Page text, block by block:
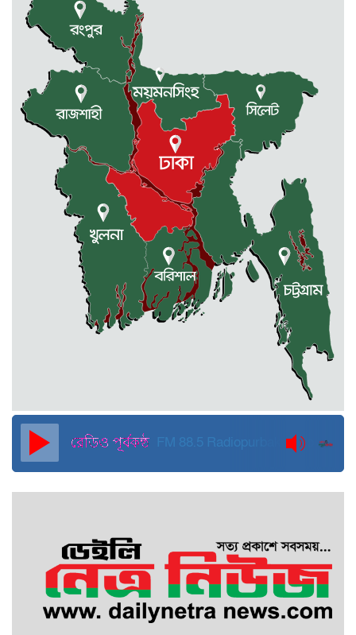
রাজধানীর তিন ক্যাম্পাসে ছাত্রদল-
ছাত্রশিবির দফায় দফায় সংঘর্ষ
সরকারের ফ্যামিলি কার্ড কার্যক্রম
বাস্তবায়নে ব্যয় ২০০০ কোটি টাকা
মোহনগঞ্জে কর্মস্থলেই অসুস্থ- রক্তবমির পর
প্রাণ গেল স্বাস্থ্য কর্মকর্তার
কুড়িগ্রামে বন্যাদুর্গতদের জন্য বরাদ্দকৃত
৩০ মেট্রিক টন চাল,একমুঠোও জোটেনি
ক্ষতিগ্রস্ত মানুষের ভাগ্যে
জুলাই ব্যবসা ও হাদি ব্যবসা চালু রাখতে
হবে: মাহমুদা মিতু
দুবাইয়ে কারাগার থেকে মুক্তি পেয়েছেন
পুলিশের সাবেক মহাপরিদর্শক বেনজীর
আহমেদ
FM 88.5 Radiopurbakantho